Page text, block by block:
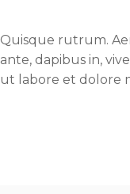
Quisque rutrum.
ante, dapibus in,
ut labore et dolore